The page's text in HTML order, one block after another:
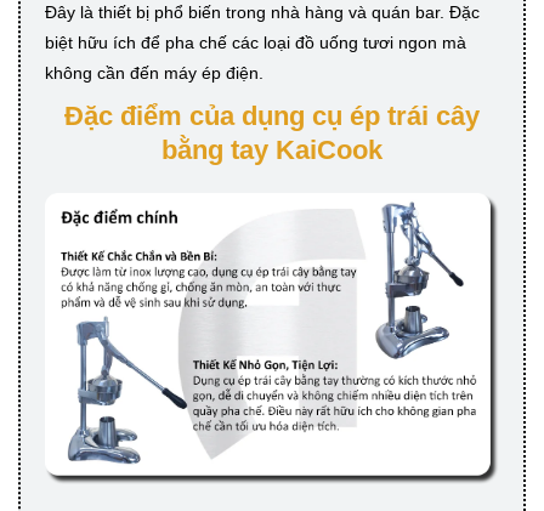
Đây là thiết bị phổ biến trong nhà hàng và quán bar. Đặc
biệt hữu ích để pha chế các loại đồ uống tươi ngon mà
không cần đến máy ép điện.
Đặc điểm của dụng cụ ép trái cây
bằng tay KaiCook